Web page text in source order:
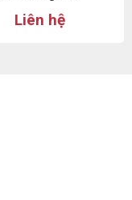
Liên hệ